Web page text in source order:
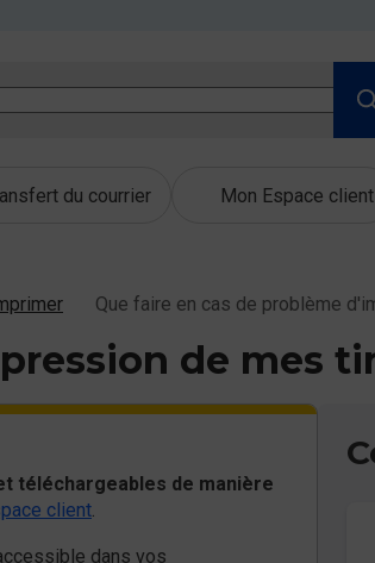
du courrier Mon Espace client
Que faire en cas de problème
de mes
téléchargeables de manière
client
dans vos